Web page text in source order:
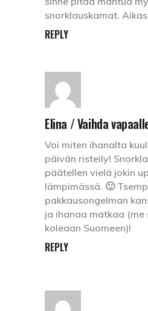
snorklauskamat.
REPLY
Elina / Vaihda
Voi miten ihanalta
päivän risteily!
päätellen vielä jokin
lämpimässä. 🙂
pakkausongelman
ja ihanaa matkaa (me
koleaan Suomeen)!
REPLY